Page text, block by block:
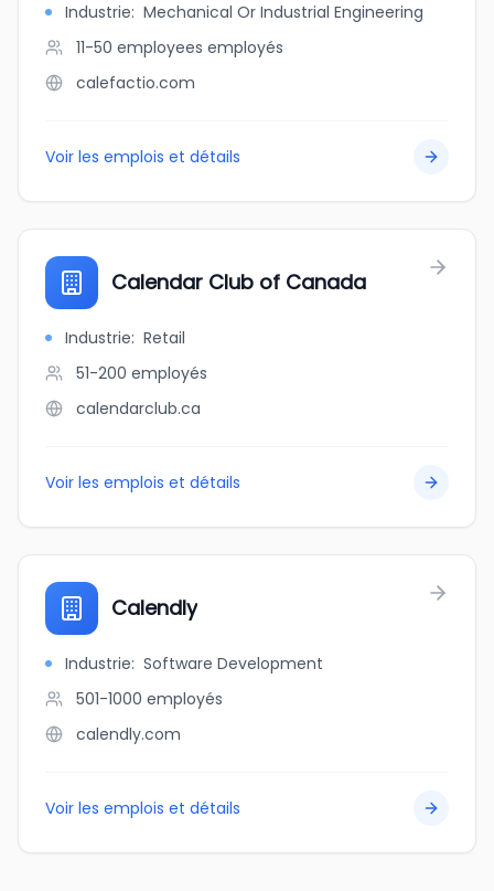
Industrie: Mechanical Or Industrial Engineering
11-50 employees employés
calefactio.com
Voir les emplois et détails
Calendar Club of Canada
Industrie: Retail
51-200 employés
calendarclub.ca
Voir les emplois et détails
Calendly
Industrie: Software Development
501-1000 employés
calendly.com
Voir les emplois et détails